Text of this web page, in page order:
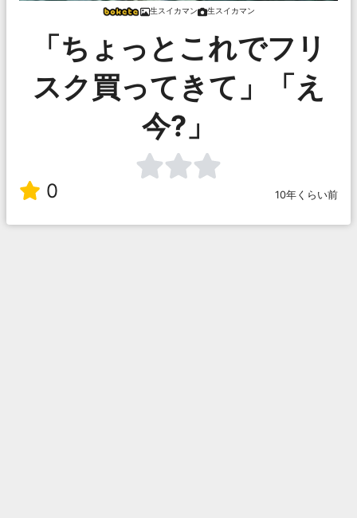
生スイカマン 生スイカマン
「ちょっとこれでフリ
スク買ってきて」「え
今?」
0 10年くらい前